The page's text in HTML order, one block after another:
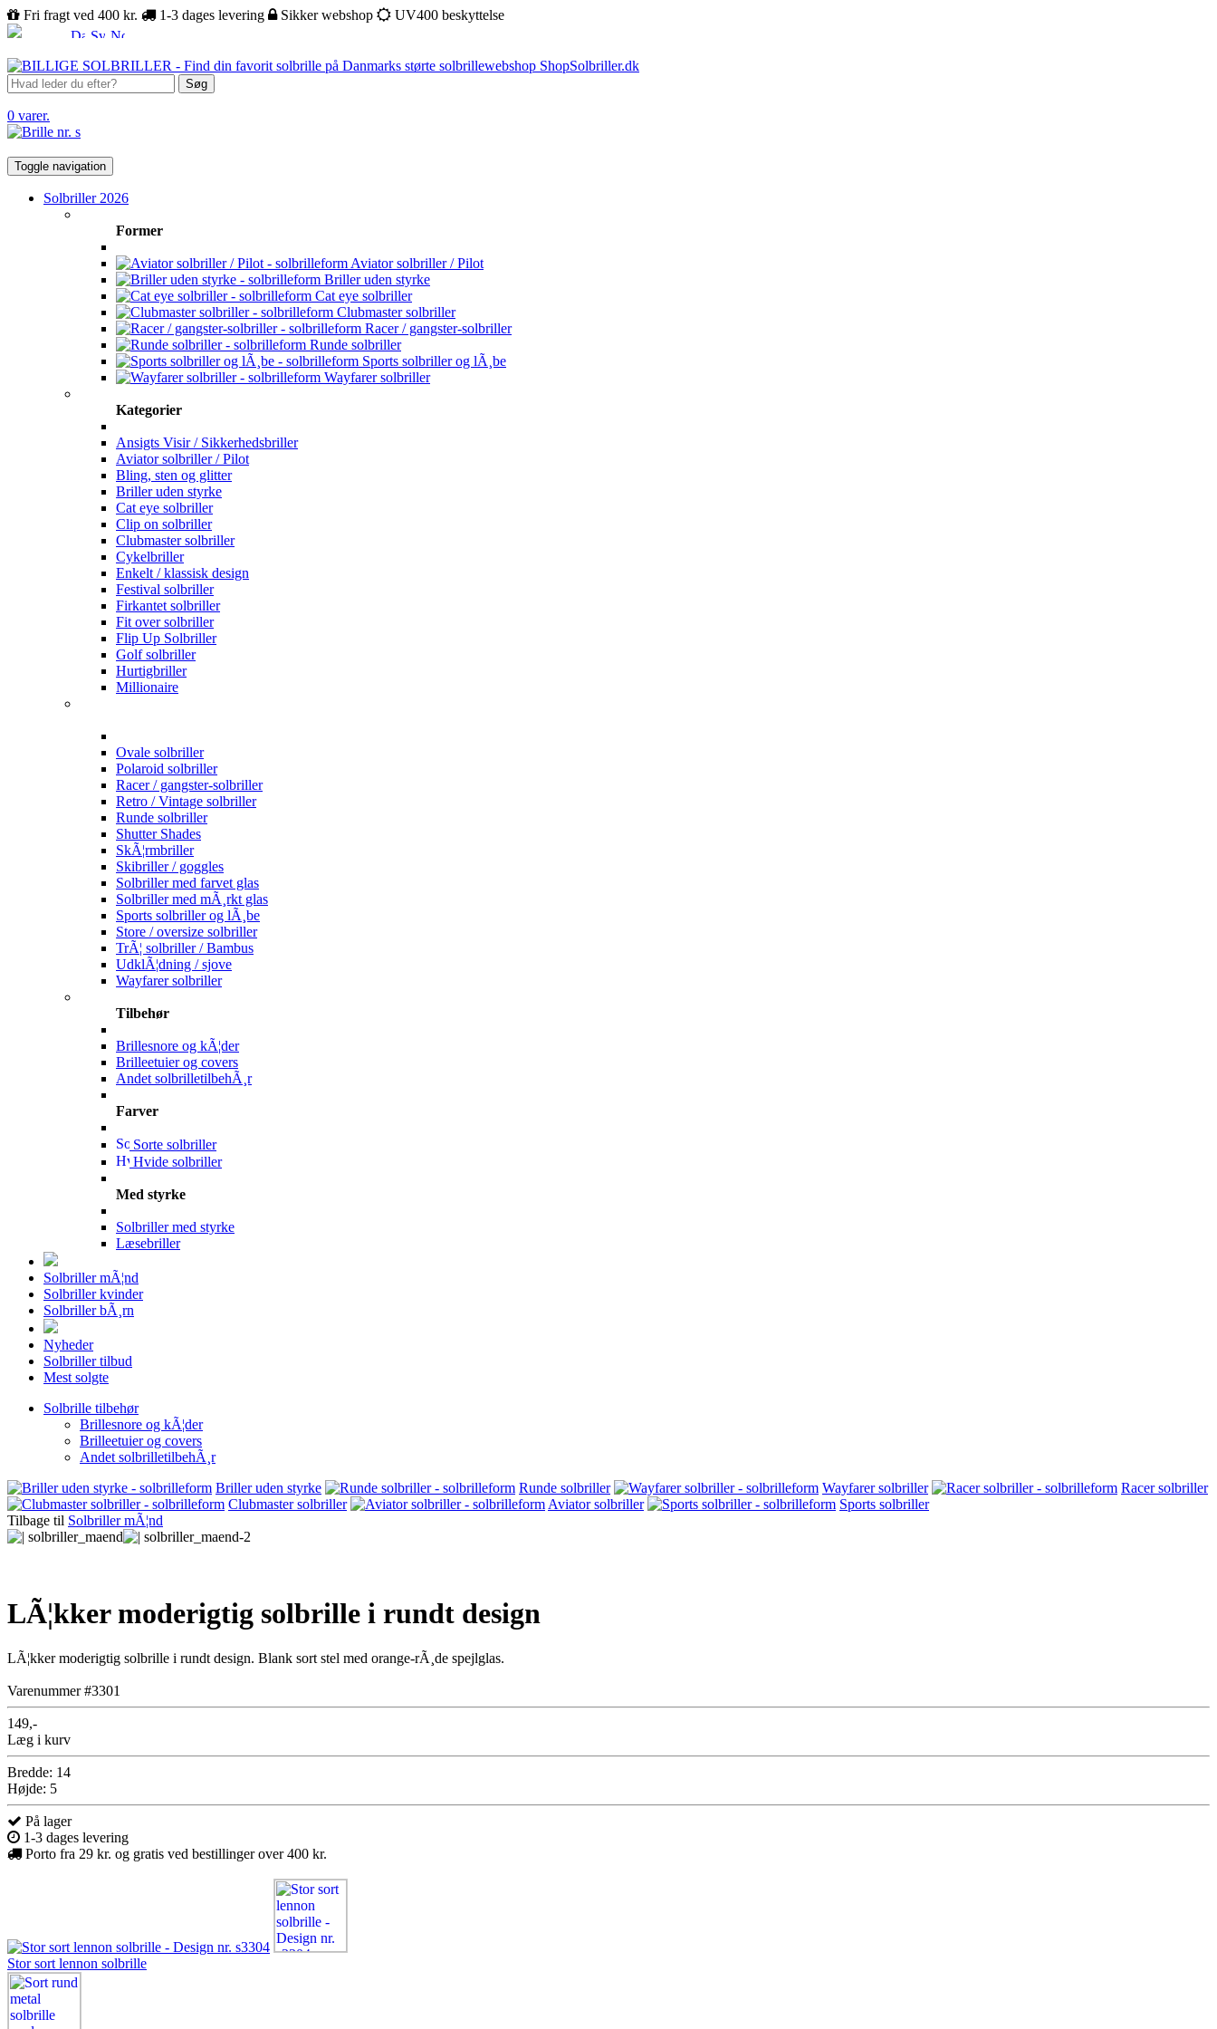
Fri fragt ved 400 kr. 1-3 dages levering Sikker webshop UV400 beskyttelse
Søg
0 varer.
Toggle navigation
Solbriller 2026
Former
Aviator solbriller / Pilot
Briller uden styrke
Cat eye solbriller
Clubmaster solbriller
Racer / gangster-solbriller
Runde solbriller
Sports solbriller og lÃ¸be
Wayfarer solbriller
Kategorier
Ansigts Visir / Sikkerhedsbriller
Aviator solbriller / Pilot
Bling, sten og glitter
Briller uden styrke
Cat eye solbriller
Clip on solbriller
Clubmaster solbriller
Cykelbriller
Enkelt / klassisk design
Festival solbriller
Firkantet solbriller
Fit over solbriller
Flip Up Solbriller
Golf solbriller
Hurtigbriller
Millionaire
Ovale solbriller
Polaroid solbriller
Racer / gangster-solbriller
Retro / Vintage solbriller
Runde solbriller
Shutter Shades
SkÃ¦rmbriller
Skibriller / goggles
Solbriller med farvet glas
Solbriller med mÃ¸rkt glas
Sports solbriller og lÃ¸be
Store / oversize solbriller
TrÃ¦ solbriller / Bambus
UdklÃ¦dning / sjove
Wayfarer solbriller
Tilbehør
Brillesnore og kÃ¦der
Brilleetuier og covers
Andet solbrilletilbehÃ¸r
Farver
Sorte solbriller
Hvide solbriller
Med styrke
Solbriller med styrke
Læsebriller
Solbriller mÃ¦nd
Solbriller kvinder
Solbriller bÃ¸rn
Nyheder
Solbriller tilbud
Mest solgte
Solbrille tilbehør
Brillesnore og kÃ¦der
Brilleetuier og covers
Andet solbrilletilbehÃ¸r
Briller uden styrke
Runde solbriller Wayfarer solbriller
Racer solbriller
Clubmaster solbriller
Aviator solbriller
Sports solbriller
Tilbage til Solbriller mÃ¦nd
LÃ¦kker moderigtig solbrille i rundt design
LÃ¦kker moderigtig solbrille i rundt design. Blank sort stel med orange-rÃ¸de spejlglas.
Varenummer #3301
149,-
Læg i kurv
Bredde: 14
Højde: 5
På lager
1-3 dages levering
Porto fra 29 kr. og gratis ved bestillinger over 400 kr.
Stor sort lennon solbrille